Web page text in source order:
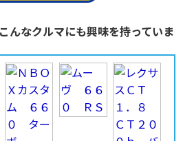
んなクルマにも興味を持っていま